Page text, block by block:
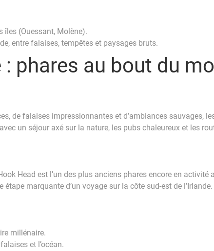
îles (Ouessant, Molène).
entre falaises, tempêtes et paysages bruts.
: phares au bout du
de falaises impressionnantes et d’ambiances sauvages,
un séjour axé sur la nature, les pubs chaleureux et les
Head est l’un des plus anciens phares encore en
marquante d’un voyage sur la côte sud-est de l’Irlande.
millénaire.
et l’océan.